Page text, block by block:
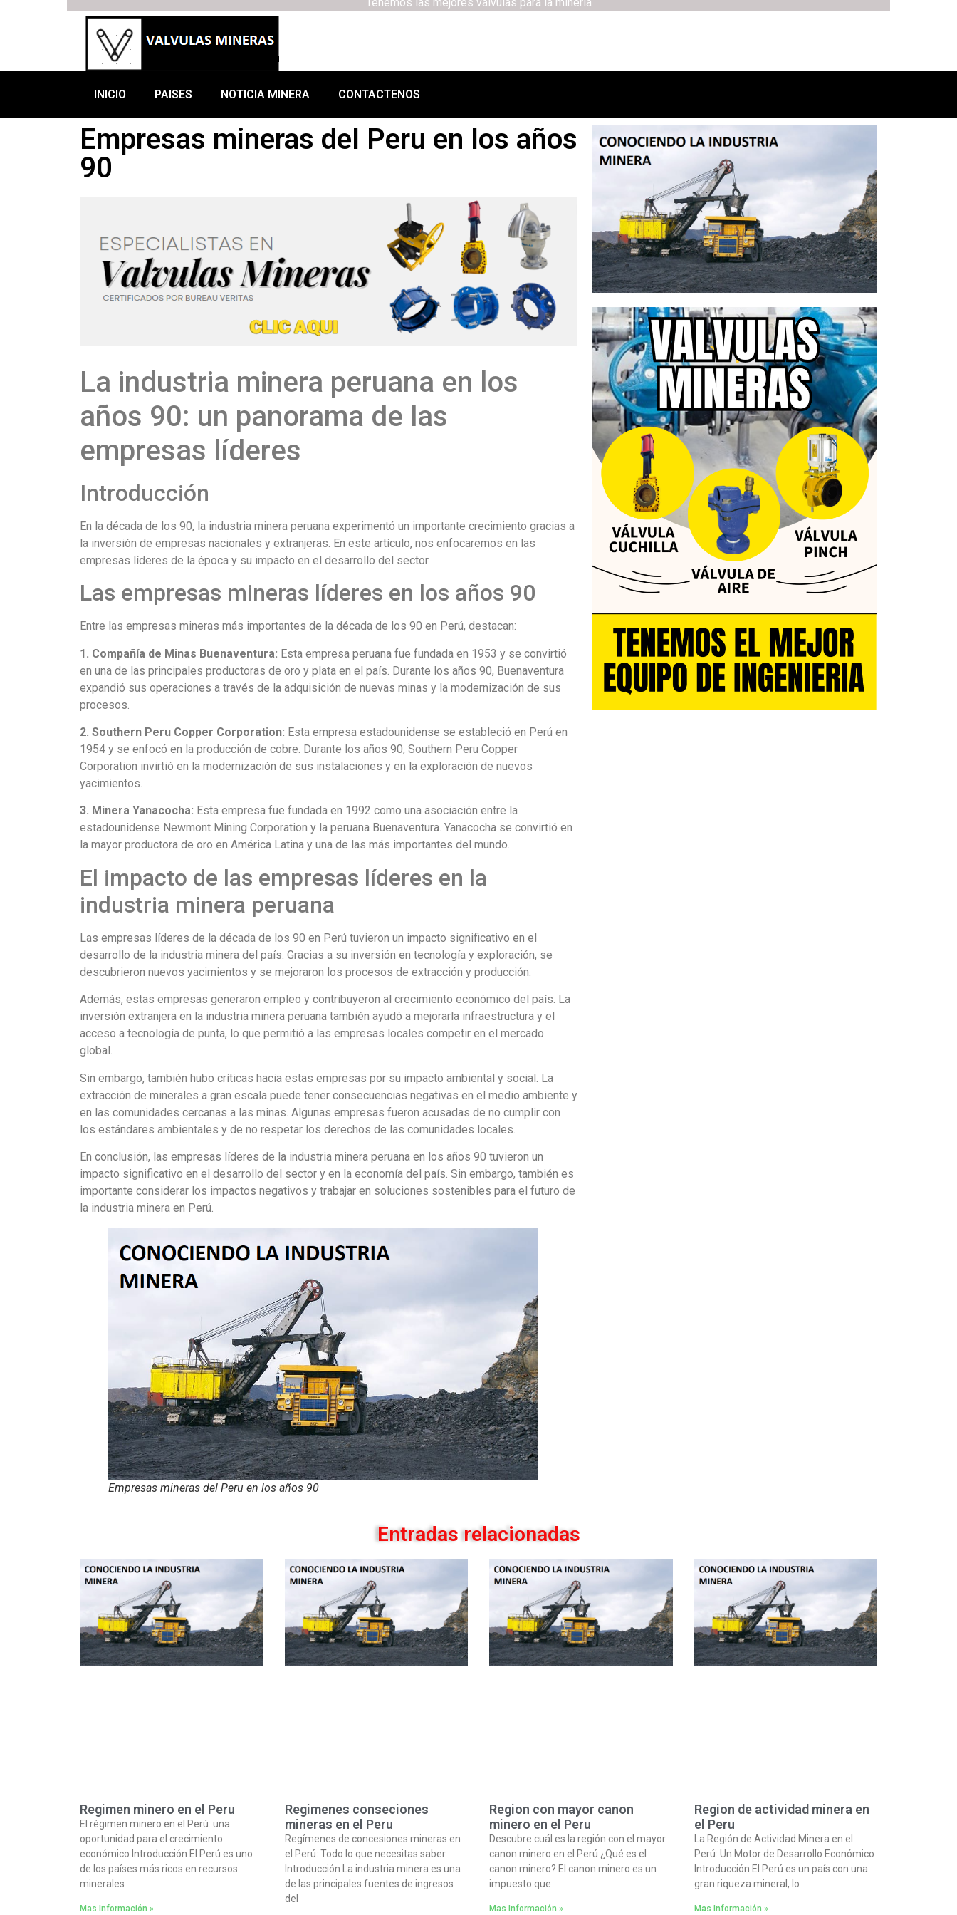
INICIO PAISES NOTICIA MINERA CONTACTENOS
Empresas mineras del Peru en los años
90
La industria minera peruana en los
años 90: un panorama de las
empresas líderes
Introducción
En la década de los 90, la industria minera peruana experimentó un importante crecimiento gracias a
la inversión de empresas nacionales y extranjeras. En este artículo, nos enfocaremos en las
empresas líderes de la época y su impacto en el desarrollo del sector.
Las empresas mineras líderes en los años 90
Entre las empresas mineras más importantes de la década de los 90 en Perú, destacan:
1. Compañía de Minas Buenaventura: Esta empresa peruana fue fundada en 1953 y se convirtió
en una de las principales productoras de oro y plata en el país. Durante los años 90, Buenaventura
expandió sus operaciones a través de la adquisición de nuevas minas y la modernización de sus
procesos.
2. Southern Peru Copper Corporation: Esta empresa estadounidense se estableció en Perú en
1954 y se enfocó en la producción de cobre. Durante los años 90, Southern Peru Copper
Corporation invirtió en la modernización de sus instalaciones y en la exploración de nuevos
yacimientos.
3. Minera Yanacocha: Esta empresa fue fundada en 1992 como una asociación entre la
estadounidense Newmont Mining Corporation y la peruana Buenaventura. Yanacocha se convirtió en
la mayor productora de oro en América Latina y una de las más importantes del mundo.
El impacto de las empresas líderes en la
industria minera peruana
Las empresas líderes de la década de los 90 en Perú tuvieron un impacto significativo en el
desarrollo de la industria minera del país. Gracias a su inversión en tecnología y exploración, se
descubrieron nuevos yacimientos y se mejoraron los procesos de extracción y producción.
Además, estas empresas generaron empleo y contribuyeron al crecimiento económico del país. La
inversión extranjera en la industria minera peruana también ayudó a mejorarla infraestructura y el
acceso a tecnología de punta, lo que permitió a las empresas locales competir en el mercado
global.
Sin embargo, también hubo críticas hacia estas empresas por su impacto ambiental y social. La
extracción de minerales a gran escala puede tener consecuencias negativas en el medio ambiente y
en las comunidades cercanas a las minas. Algunas empresas fueron acusadas de no cumplir con
los estándares ambientales y de no respetar los derechos de las comunidades locales.
En conclusión, las empresas líderes de la industria minera peruana en los años 90 tuvieron un
impacto significativo en el desarrollo del sector y en la economía del país. Sin embargo, también es
importante considerar los impactos negativos y trabajar en soluciones sostenibles para el futuro de
la industria minera en Perú.
Empresas mineras del Peru en los años 90
Entradas relacionadas
Regimen minero en el Peru
El régimen minero en el Perú: una
oportunidad para el crecimiento
económico Introducción El Perú es uno
de los países más ricos en recursos
minerales
Mas Información »
Regimenes conseciones
mineras en el Peru
Regímenes de concesiones mineras en
el Perú: Todo lo que necesitas saber
Introducción La industria minera es una
de las principales fuentes de ingresos
del
Region con mayor canon
minero en el Peru
Descubre cuál es la región con el mayor
canon minero en el Perú ¿Qué es el
canon minero? El canon minero es un
impuesto que
Mas Información »
Region de actividad minera en
el Peru
La Región de Actividad Minera en el
Perú: Un Motor de Desarrollo Económico
Introducción El Perú es un país con una
gran riqueza mineral, lo
Mas Información »